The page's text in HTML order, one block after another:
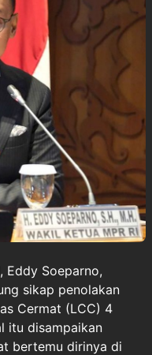
Eddy Soeparno,
sikap penolakan
Cermat (LCC) 4
itu disampaikan
bertemu dirinya di